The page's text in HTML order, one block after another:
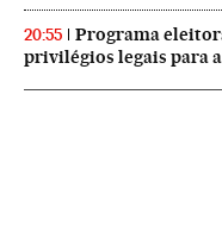
20:55
Programa
privilégios legais para